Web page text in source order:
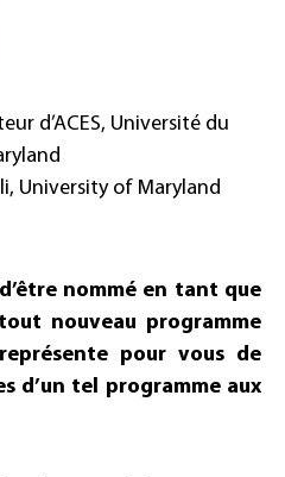
d’ACES, Université du
University of Maryland
nommé en tant que
nouveau programme
représente pour vous de
d’un tel programme aux